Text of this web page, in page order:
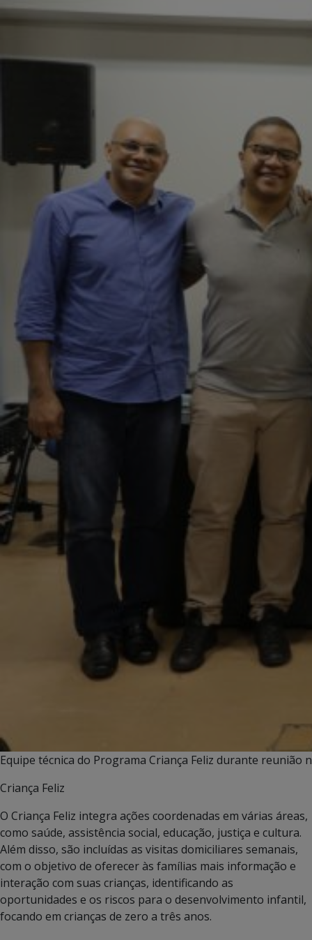
Equipe técnica do Programa Criança Feliz durante reunião
Criança Feliz
O Criança Feliz integra ações coordenadas em várias áreas,
como saúde, assistência social, educação, justiça e cultura.
Além disso, são incluídas as visitas domiciliares semanais,
com o objetivo de oferecer às famílias mais informação e
interação com suas crianças, identificando as
oportunidades e os riscos para o desenvolvimento infantil,
focando em crianças de zero a três anos.